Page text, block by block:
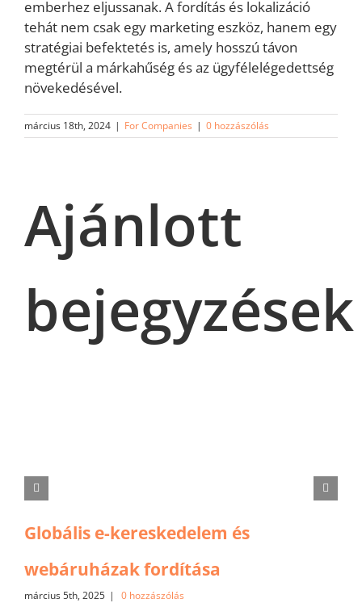
emberhez eljussanak. A fordítás és lokalizáció
tehát nem csak egy marketing eszköz, hanem egy
stratégiai befektetés is, amely hosszú távon
megtérül a márkahűség és az ügyfélelégedettség
növekedésével.
március 18th, 2024 | For Companies | 0 hozzászólás
Ajánlott
bejegyzések
Globális e-kereskedelem és
webáruházak fordítása
március 5th, 2025 | 0 hozzászólás